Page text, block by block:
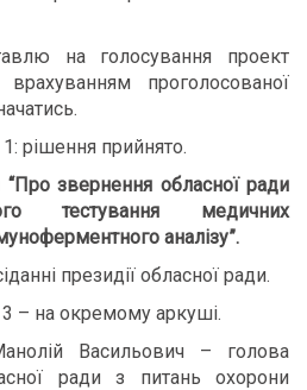
на голосування проект
проголосованої
рішення прийнято.
“Про звернення обласної ради
тестування медичних
аналізу”.
президії обласної ради.
– на окремому аркуші.
Васильович – голова
ради з питань охорони